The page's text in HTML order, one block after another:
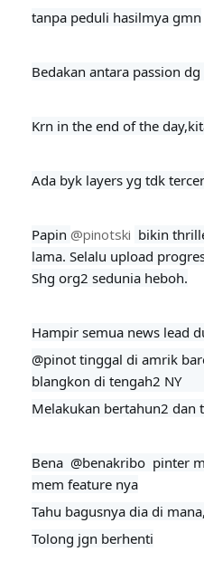
tanpa peduli hasilmya gmn
Bedakan antara passion
Krn in the end of the
Ada byk layers yg tdk
Papin @pinotski bikin
lama. Selalu upload
Shg org2 sedunia heboh.
Hampir semua news lead
@pinot tinggal di amrik
blangkon di tengah2 NY
Melakukan bertahun2 dan
Bena @benakribo pinter
mem feature nya
Tahu bagusnya dia di
Tolong jgn berhenti